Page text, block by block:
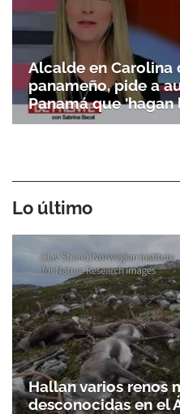
Alcalde en Carolina
panameño, pide a
Panamá que 'hagan
Lo último
Hallan varios renos
desconocidas en el